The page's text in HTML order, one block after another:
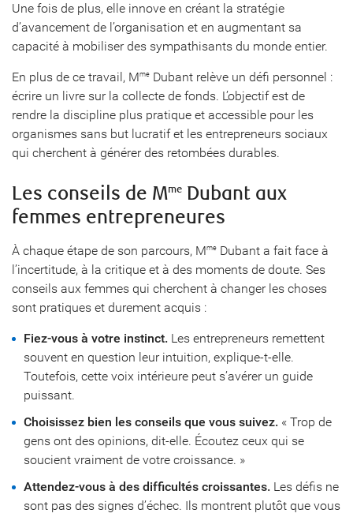
Une fois de plus, elle innove en créant la stratégie
d’avancement de l’organisation et en augmentant sa
capacité à mobiliser des sympathisants du monde entier.
En plus de ce travail, Mme Dubant relève un défi personnel :
écrire un livre sur la collecte de fonds. L’objectif est de
rendre la discipline plus pratique et accessible pour les
organismes sans but lucratif et les entrepreneurs sociaux
qui cherchent à générer des retombées durables.
Les conseils de Mme Dubant aux
femmes entrepreneures
À chaque étape de son parcours, Mme Dubant a fait face à
l’incertitude, à la critique et à des moments de doute. Ses
conseils aux femmes qui cherchent à changer les choses
sont pratiques et durement acquis :
Fiez-vous à votre instinct. Les entrepreneurs remettent
souvent en question leur intuition, explique-t-elle.
Toutefois, cette voix intérieure peut s’avérer un guide
puissant.
Choisissez bien les conseils que vous suivez. « Trop de
gens ont des opinions, dit-elle. Écoutez ceux qui se
soucient vraiment de votre croissance. »
Attendez-vous à des difficultés croissantes. Les défis ne
sont pas des signes d’échec. Ils montrent plutôt que vous